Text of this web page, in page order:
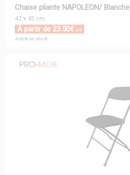
Chaise pliante NAPOLEON/ Blanche
42 x 45 cm
À partir de 23.50€ HT
Article en stock